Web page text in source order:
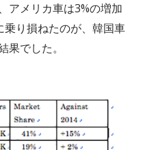
アメリカ車は3%の増加
り損ねたのが、韓国車
果でした。